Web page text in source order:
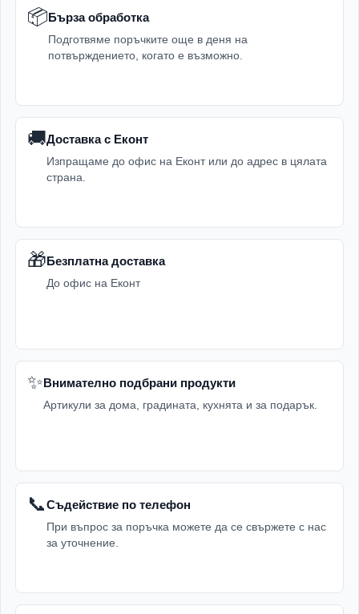
📦Бърза обработка
Подготвяме поръчките още в деня на
потвърждението, когато е възможно.
🚚Доставка с Еконт
Изпращаме до офис на Еконт или до адрес в цялата
страна.
🎁Безплатна доставка
До офис на Еконт
✨Внимателно подбрани продукти
Артикули за дома, градината, кухнята и за подарък.
📞Съдействие по телефон
При въпрос за поръчка можете да се свържете с нас
за уточнение.